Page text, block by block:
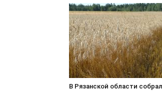
В Рязанской области